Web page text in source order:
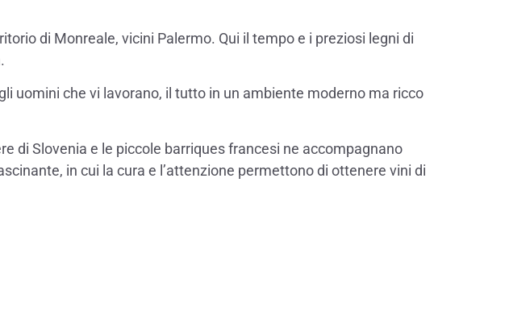
di Monreale, vicini Palermo. Qui il tempo e i preziosi legni di
uomini che vi lavorano, il tutto in un ambiente moderno ma ricco
di Slovenia e le piccole barriques francesi ne accompagnano
in cui la cura e l’attenzione permettono di ottenere vini di